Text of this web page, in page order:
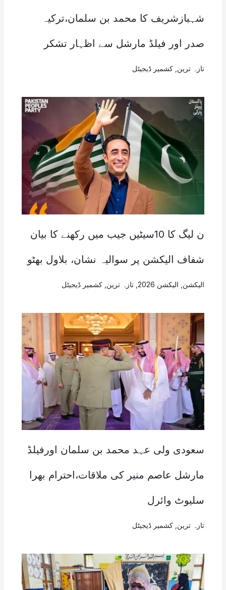
شہبازشریف کا محمد بن سلمان،ترکیہ
صدر اور فیلڈ مارشل سے اظہار تشکر
تازہ ترین کشمیر ڈیجیٹل
ن لیگ کا 10سیٹیں جیب میں رکھنے کا بیان
شفاف الیکشن پر سوالیہ نشان، بلاول بھٹو
الیکشن الیکشن 2026 , تازہ ترین کشمیر ڈیجیٹل
سعودی ولی عہد محمد بن سلمان اورفیلڈ
مارشل عاصم منیر کی ملاقات،احترام بھرا
سلیوٹ وائرل
تازہ ترین کشمیر ڈیجیٹل